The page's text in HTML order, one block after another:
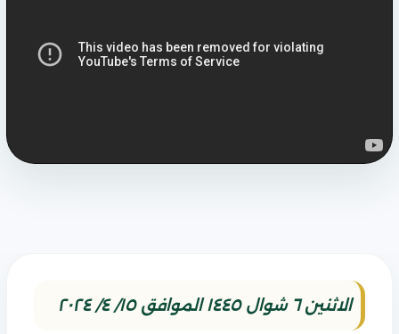
الاثنين ٦ شوال ١٤٤٥ الموافق ١٥/ ٤/ ٢٠٢٤